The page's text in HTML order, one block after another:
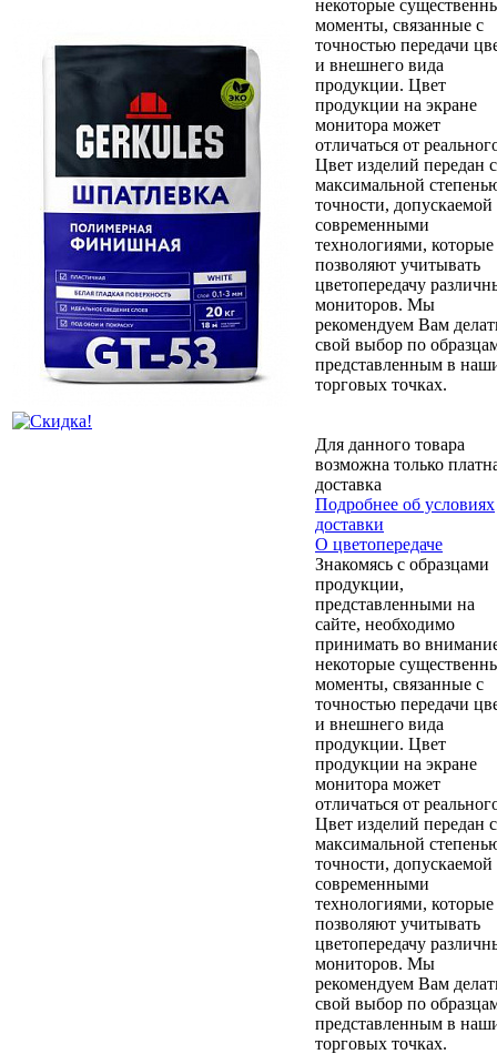
некоторые
моменты, связанные с
точностью передачи
и внешнего вида
продукции. Цвет
продукции на экране
монитора может
отличаться от
Цвет изделий передан с
максимальной
точности, допускаемой
современными
технологиями, которые
позволяют учитывать
цветопередачу
мониторов. Мы
рекомендуем Вам
свой выбор по
представленным в
торговых точках.
Для данного товара
возможна только
доставка
Подробнее об условиях
доставки
О цветопередаче
Знакомясь с образцами
продукции,
представленными на
сайте, необходимо
принимать во
некоторые
моменты, связанные с
точностью передачи
и внешнего вида
продукции. Цвет
продукции на экране
монитора может
отличаться от
Цвет изделий передан с
максимальной
точности, допускаемой
современными
технологиями, которые
позволяют учитывать
цветопередачу
мониторов. Мы
рекомендуем Вам
свой выбор по
представленным в
торговых точках.